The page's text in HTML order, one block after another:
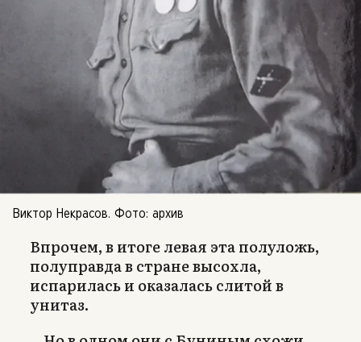
Виктор Некрасов. Фото: архив
Впрочем, в итоге левая эта полуложь,
полуправда в стране высохла,
испарилась и оказалась слитой в
унитаз.